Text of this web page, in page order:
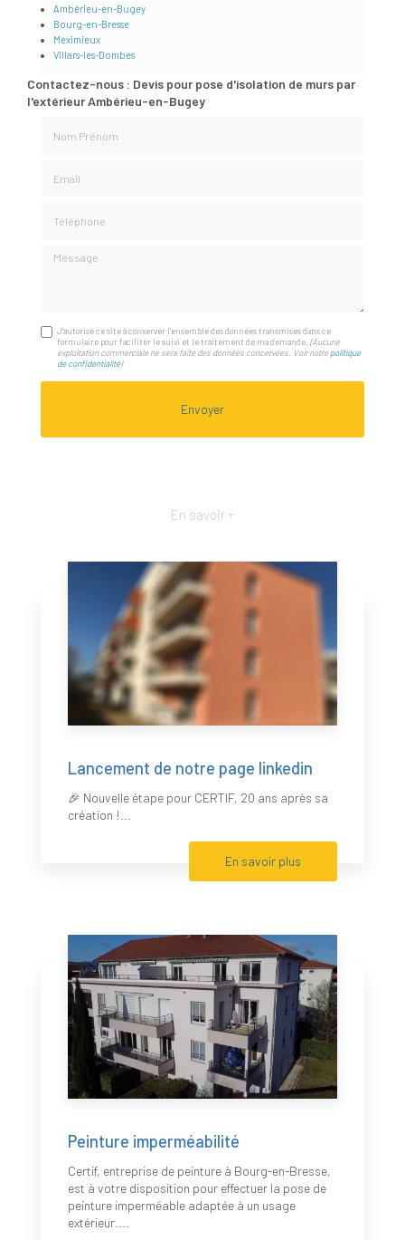
Ambérieu-en-Bugey
Bourg-en-Bresse
Meximieux
Villars-les-Dombes
Contactez-nous : Devis pour pose d'isolation de murs par
l'extérieur Ambérieu-en-Bugey
Message
J'autorise ce site à conserver l'ensemble des données transmises dans ce
formulaire pour faciliter le suivi et le traitement de ma demande.(Aucune
exploitation commerciale ne sera faite des données concervées. Voir notrepolitique
de confidentialité)
En savoir +
Lancement de notre page linkedin
🎉 Nouvelle étape pour CERTIF, 20 ans après sa
création !...
En savoir plus
Peinture imperméabilité
Certif, entreprise de peinture à Bourg-en-Bresse,
est à votre disposition pour effectuer la pose de
peinture imperméable adaptée à un usage
extérieur....